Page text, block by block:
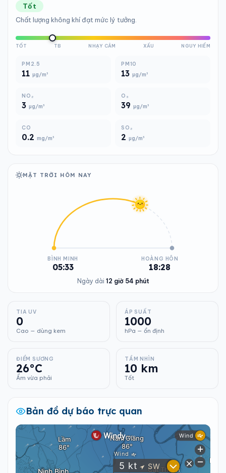
Tốt
Chất lượng không khí đạt mức lý tưởng.
TỐT TB NHẠY CẢM XẤU NGUY HIỂM
PM2.5
11 µg/m³
PM10
13 µg/m³
NO₂
3 µg/m³
O₃
39 µg/m³
CO
0.2 mg/m³
SO₂
2 µg/m³
MẶT TRỜI HÔM NAY
BÌNH MINH
05:33
HOÀNG HÔN
18:28
Ngày dài 12 giờ 54 phút
TIA UV
0
Cao — dùng kem
ÁP SUẤT
1000
hPa — ổn định
ĐIỂM SƯƠNG
26°C
Ẩm vừa phải
TẦM NHÌN
10 km
Tốt
Bản đồ dự báo trực quan